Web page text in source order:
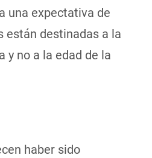
una expectativa de
están destinadas a la
y no a la edad de la
haber sido